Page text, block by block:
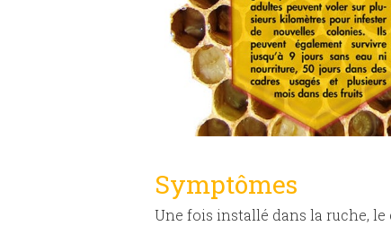
Symptômes
Une fois installé dans la ruche,